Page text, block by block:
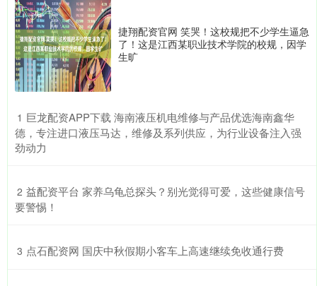
捷翔配资官网 笑哭！这校规把不少学生逼急
了！这是江西某职业技术学院的校规，因学
生旷
1 ​巨龙配资APP下载 海南液压机电维修与产品优选海南鑫华
德，专注进口液压马达，维修及系列供应，为行业设备注入强
劲动力
2 ​益配资平台 家养乌龟总探头？别光觉得可爱，这些健康信号
要警惕！
3 ​点石配资网 国庆中秋假期小客车上高速继续免收通行费